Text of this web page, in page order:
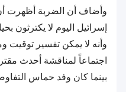
وأضاف أن الضربة أظهرت
إسرائيل اليوم لا يكترثون
وأنه لا يمكن تفسير توقيت
اجتماعاً لمناقشة أحدث
بينما كان وفد حماس